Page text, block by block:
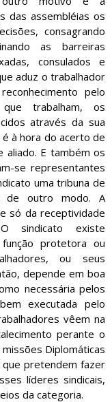
das assembléias os
consagrando
as barreiras
consulados e
aduz o trabalhador
pelo
trabalham, os
através da sua
à hora do acerto de
aliado. E também os
se representantes
uma tribuna de
de outro modo. A
só da receptividade
sindicato existe
protetora ou
ou seus
depende em boa
necessária pelos
executada pelo
vêem na
perante o
Diplomáticas
pretendem fazer
líderes sindicais,
da categoria.